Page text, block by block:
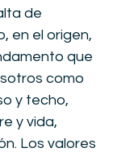
de
en el origen,
que
como
y techo,
y vida,
Los valores